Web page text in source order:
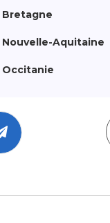
Bretagne
Nouvelle-Aquitaine
Occitanie